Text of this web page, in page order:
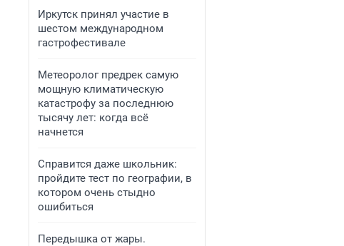
Иркутск принял участие в
шестом международном
гастрофестивале
Метеоролог предрек самую
мощную климатическую
катастрофу за последнюю
тысячу лет: когда всё
начнется
Справится даже школьник:
пройдите тест по географии, в
котором очень стыдно
ошибиться
Передышка от жары.